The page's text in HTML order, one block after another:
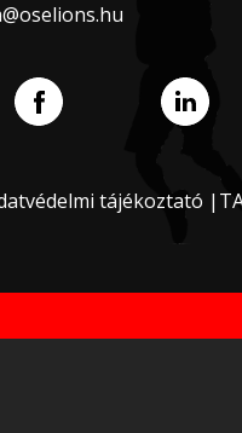
tájékoztató |